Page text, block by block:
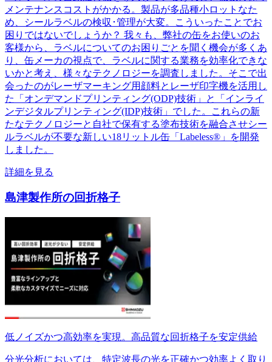
メンテナンスコストがかかる。製品が多品種小ロットなた
め、シールラベルの検収･管理が大変。こういったことでお
困りではないでしょうか？ 我々も、弊社の缶をお使いのお
客様から、ラベルについてのお困りごとを聞く機会が多くあ
り、缶メーカの視点で、ラベルに関する業務を効率化できな
いかと考え、様々なテクノロジーを調査しました。そこで出
会ったのがレーザマーキング用顔料とレーザ印字機を活用し
た「オンデマンドプリンティング(ODP)技術」と「インライ
ンデジタルプリンティング(IDP)技術」でした。これらの新
たなテクノロジーと自社で保有する塗布技術を融合させシー
ルラベルが不要な新しい18リットル缶「Labeless®」を開発
しました。
詳細を見る
島津製作所の回折格子
低ノイズかつ高効率を実現。高品質な回折格子を安定供給
分光分析においては、特定波長の光を正確かつ効率よく取り